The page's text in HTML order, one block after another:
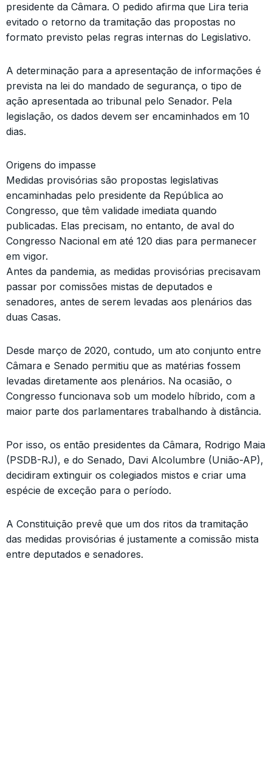
presidente da Câmara. O pedido afirma que Lira teria
evitado o retorno da tramitação das propostas no
formato previsto pelas regras internas do Legislativo.
A determinação para a apresentação de informações é
prevista na lei do mandado de segurança, o tipo de
ação apresentada ao tribunal pelo Senador. Pela
legislação, os dados devem ser encaminhados em 10
dias.
Origens do impasse
Medidas provisórias são propostas legislativas
encaminhadas pelo presidente da República ao
Congresso, que têm validade imediata quando
publicadas. Elas precisam, no entanto, de aval do
Congresso Nacional em até 120 dias para permanecer
em vigor.
Antes da pandemia, as medidas provisórias precisavam
passar por comissões mistas de deputados e
senadores, antes de serem levadas aos plenários das
duas Casas.
Desde março de 2020, contudo, um ato conjunto entre
Câmara e Senado permitiu que as matérias fossem
levadas diretamente aos plenários. Na ocasião, o
Congresso funcionava sob um modelo híbrido, com a
maior parte dos parlamentares trabalhando à distância.
Por isso, os então presidentes da Câmara, Rodrigo Maia
(PSDB-RJ), e do Senado, Davi Alcolumbre (União-AP),
decidiram extinguir os colegiados mistos e criar uma
espécie de exceção para o período.
A Constituição prevê que um dos ritos da tramitação
das medidas provisórias é justamente a comissão mista
entre deputados e senadores.